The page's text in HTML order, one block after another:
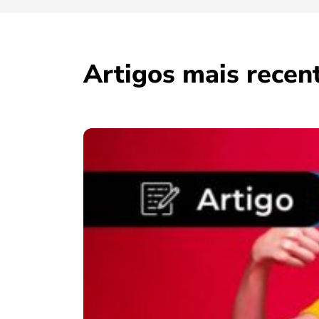
Artigos mais